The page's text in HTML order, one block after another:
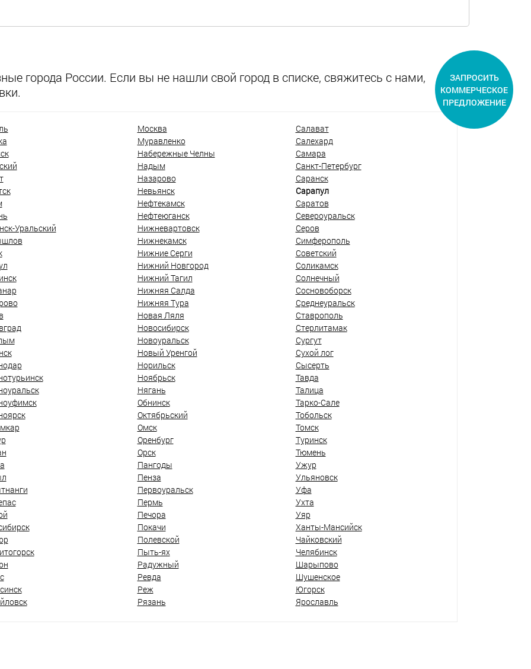
города России. Если вы не нашли свой город в списке, свяжитесь с нами,
Уральский
Москва
Муравленко
Набережные Челны
Надым
Назарово
Невьянск
Нефтекамск
Нефтеюганск
Нижневартовск
Нижнекамск
Нижние Серги
Нижний Новгород
Нижний Тагил
Нижняя Салда
Нижняя Тура
Новая Ляля
Новосибирск
Новоуральск
Новый Уренгой
Норильск
Ноябрьск
Нягань
Обнинск
Октябрьский
Омск
Оренбург
Орск
Пангоды
Пенза
Первоуральск
Пермь
Печора
Покачи
Полевской
Пыть-ях
Радужный
Ревда
Реж
Рязань
Салават
Салехард
Самара
Санкт-Петербург
Саранск
Сарапул
Саратов
Североуральск
Серов
Симферополь
Советский
Соликамск
Солнечный
Сосновоборск
Среднеуральск
Ставрополь
Стерлитамак
Сургут
Сухой лог
Сысерть
Тавда
Талица
Тарко-Сале
Тобольск
Томск
Туринск
Тюмень
Ужур
Ульяновск
Уфа
Ухта
Уяр
Ханты-Мансийск
Чайковский
Челябинск
Шарыпово
Шушенское
Югорск
Ярославль
ЗАПРОСИТЬ
КОММЕРЧЕСКОЕ
ПРЕДЛОЖЕНИЕ